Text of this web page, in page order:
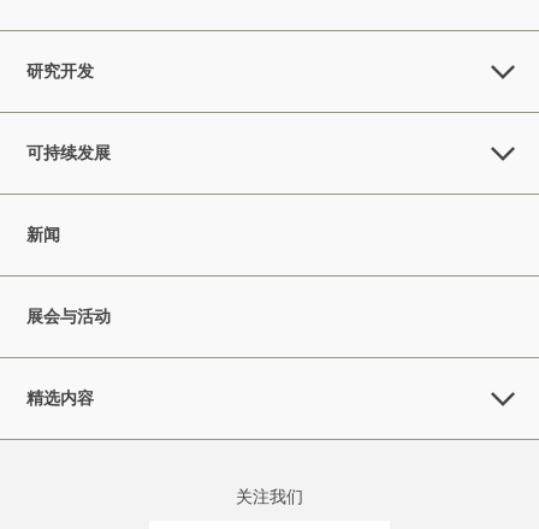
研究开发
可持续发展
新闻
展会与活动
精选内容
关注我们